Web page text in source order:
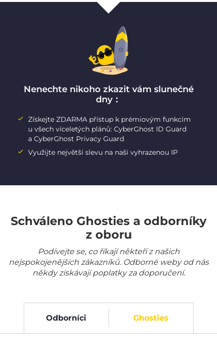
Nenechte nikoho zkazit vám slunečné
dny：
Získejte ZDARMA přístup k prémiovým funkcím
u všech víceletých plánů: CyberGhost ID Guard
a CyberGhost Privacy Guard
Využijte největší slevu na naši vyhrazenou IP
Schváleno Ghosties a odborníky
z oboru
Podívejte se, co říkají někteří z našich
nejspokojenějších zákazníků. Odborné weby od nás
někdy získávají poplatky za doporučení.
Odborníci Ghosties